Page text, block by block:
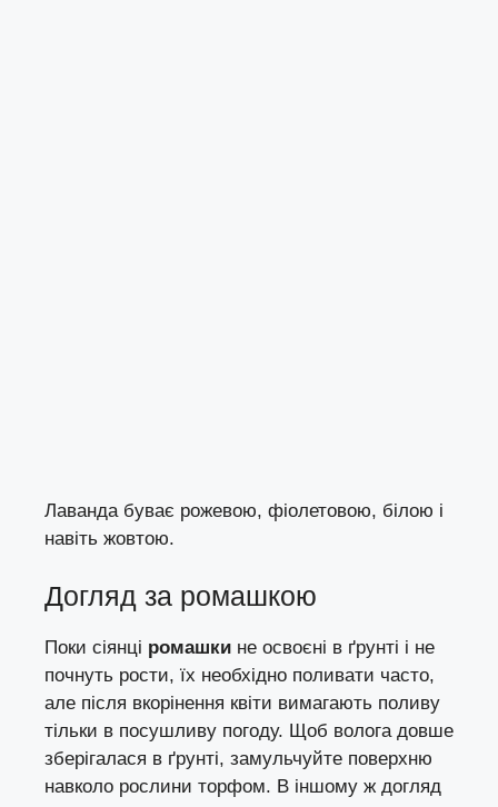
Лаванда буває рожевою, фіолетовою, білою і
навіть жовтою.
Догляд за ромашкою
Поки сіянці ромашки не освоєні в ґрунті і не
почнуть рости, їх необхідно поливати часто,
але після вкорінення квіти вимагають поливу
тільки в посушливу погоду. Щоб волога довше
зберігалася в ґрунті, замульчуйте поверхню
навколо рослини торфом. В іншому ж догляд